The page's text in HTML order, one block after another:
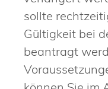
sollte
Gültigkeit bei
beantragt